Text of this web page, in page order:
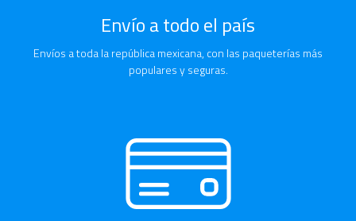
Envío a todo el país
Envíos a toda la república mexicana, con las paqueterías más
populares y seguras.